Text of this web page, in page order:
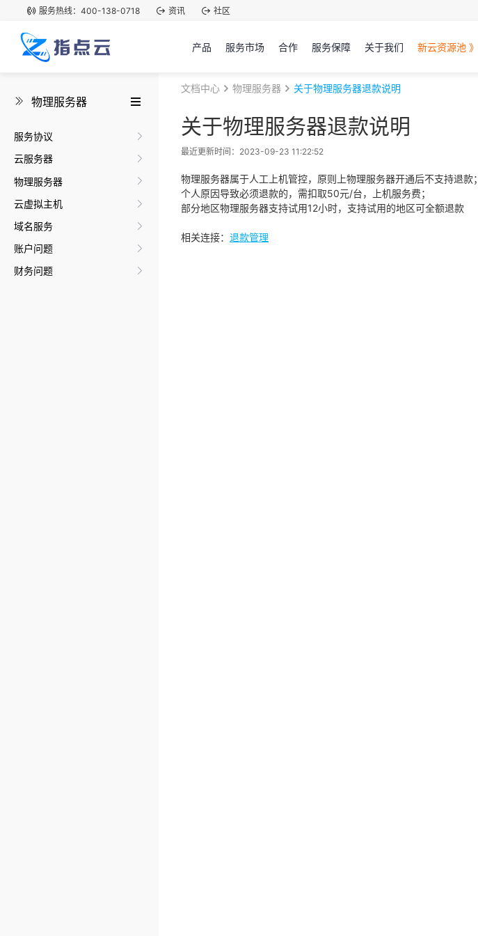
服务热线：400-138-0718 资讯 社区
产品 服务市场 合作 服务保障 关于我们 新云资源池 》
物理服务器
服务协议
云服务器
物理服务器
云虚拟主机
域名服务
账户问题
财务问题
文档中心 物理服务器 关于物理服务器退款说明
关于物理服务器退款说明
最近更新时间：2023-09-23 11:22:52
物理服务器属于人工上机管控，原则上物理服务器开通后不支持退款；
个人原因导致必须退款的，需扣取50元/台，上机服务费；
部分地区物理服务器支持试用12小时，支持试用的地区可全额退款
相关连接： 退款管理